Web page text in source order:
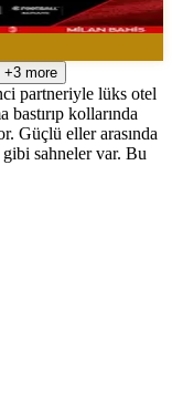
+3 more
partneriyle lüks otel
kollarında
Güçlü eller arasında
sahneler var. Bu